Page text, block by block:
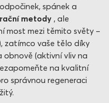
spánek a
metody , ale
most mezi těmito světy –
zatímco vaše tělo díky
obnově (aktivní vliv na
na kvalitní
správnou regeneraci